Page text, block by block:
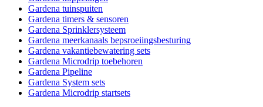
Gardena tuinspuiten
Gardena timers & sensoren
Gardena Sprinklersysteem
Gardena meerkanaals bepsroeiingsbesturing
Gardena vakantiebewatering sets
Gardena Microdrip toebehoren
Gardena Pipeline
Gardena System sets
Gardena Microdrip startsets